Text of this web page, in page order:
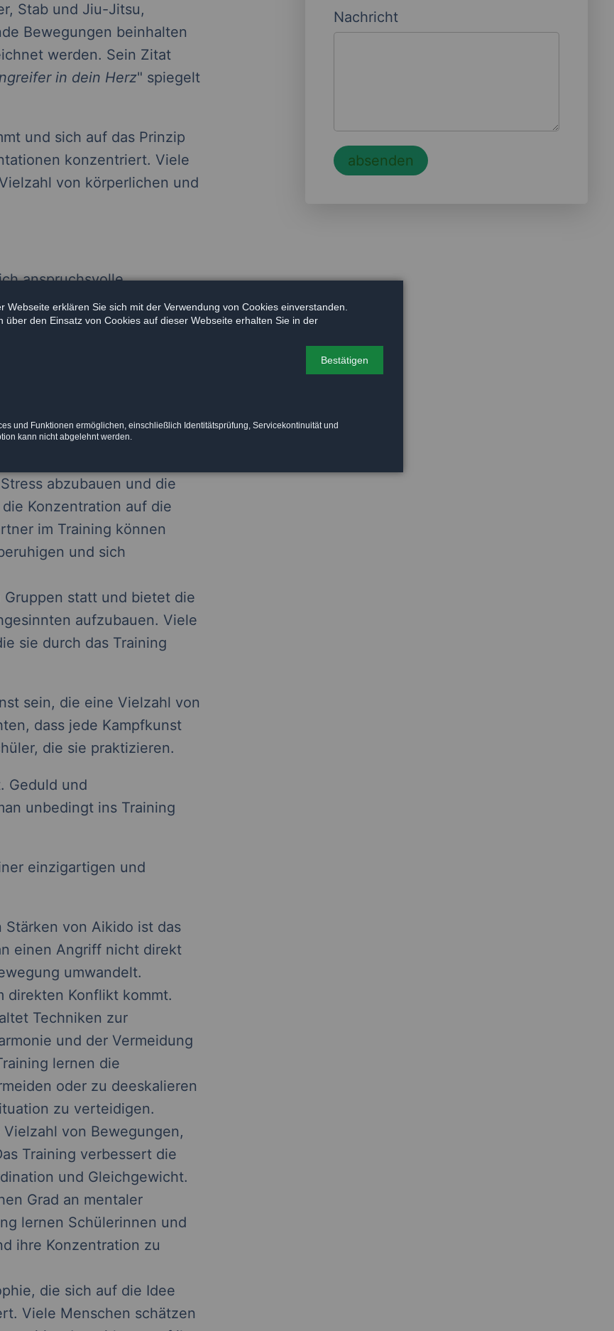
Stab und Jiu-Jitsu,
Bewegungen beinhalten
werden. Sein Zitat
in dein Herz" spiegelt
und sich auf das Prinzip
konzentriert. Viele
von körperlichen und
anspruchsvolle
erfordert. Durch das
Koordination und
zur Selbstverteidigung,
von Konfrontationen
und Schüler,
und sich in einer
abzubauen und die
Konzentration auf die
im Training können
und sich
statt und bietet die
aufzubauen. Viele
sie durch das Training
sein, die eine Vielzahl von
dass jede Kampfkunst
die sie praktizieren.
Geduld und
unbedingt ins Training
einzigartigen und
von Aikido ist das
einen Angriff nicht direkt
umwandelt.
direkten Konflikt kommt.
Techniken zur
und der Vermeidung
lernen die
oder zu deeskalieren
zu verteidigen.
von Bewegungen,
Training verbessert die
und Gleichgewicht.
Grad an mentaler
lernen Schülerinnen und
ihre Konzentration zu
die sich auf die Idee
Viele Menschen schätzen
Nachricht
absenden
Webseite erklären Sie sich mit der Verwendung von Cookies einverstanden.
über den Einsatz von Cookies auf dieser Webseite erhalten Sie in der
Bestätigen
und Funktionen ermöglichen, einschließlich Identitätsprüfung, Servicekontinuität und
kann nicht abgelehnt werden.